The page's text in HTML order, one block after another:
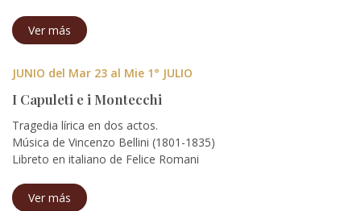
Ver más
JUNIO del Mar 23 al Mie 1° JULIO
I Capuleti e i Montecchi
Tragedia lírica en dos actos.
Música de Vincenzo Bellini (1801-1835)
Libreto en italiano de Felice Romani
Ver más